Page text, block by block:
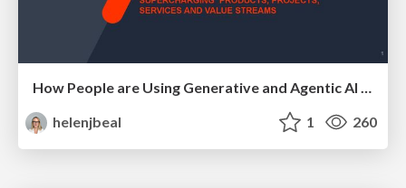
How People are Using Generative and Agentic AI to Supercharge Their Products, Projects, Services and Value Streams Today
helenjbeal
1 260